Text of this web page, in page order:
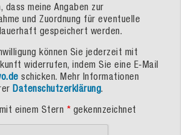
dass meine Angaben zur
und Zuordnung für eventuelle
gespeichert werden.
können Sie jederzeit mit
widerrufen, indem Sie eine E-Mail
schicken. Mehr Informationen
Datenschutzerklärung
einem Stern * gekennzeichnet